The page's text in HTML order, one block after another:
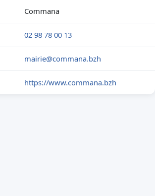
Commana
02 98 78 00 13
mairie@commana.bzh
https://www.commana.bzh